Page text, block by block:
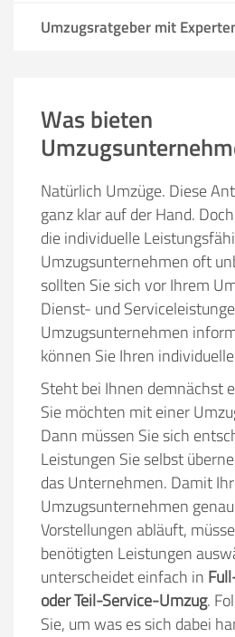
Umzugsratgeber mit
Was bieten
Natürlich Umzüge. Diese
ganz klar auf der Hand.
die individuelle
Umzugsunternehmen oft
sollten Sie sich vor Ihrem
Dienst- und
Umzugsunternehmen
können Sie Ihren
Steht bei Ihnen demnächst
Sie möchten mit einer
Dann müssen Sie sich
Leistungen Sie selbst
das Unternehmen. Damit
Umzugsunternehmen
Vorstellungen abläuft,
benötigten Leistungen
unterscheidet einfach in
oder Teil-Service-Umzug.
Sie, um was es sich dabei